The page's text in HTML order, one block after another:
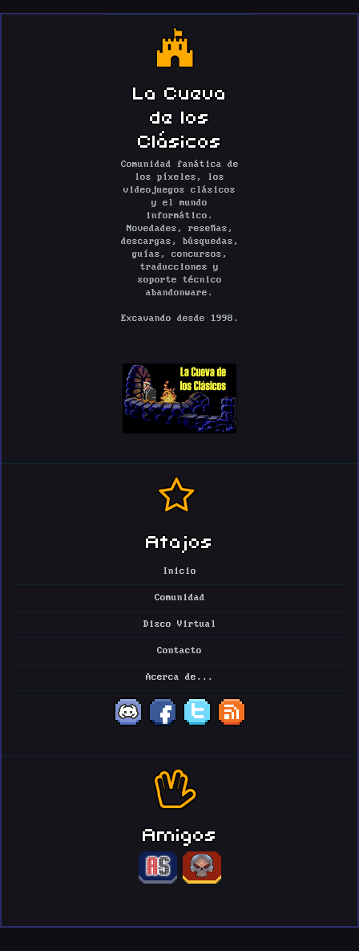
La Cueva
de los
Clásicos
Comunidad fanática de
los píxeles, los
videojuegos clásicos
y el mundo
informático.
Novedades, reseñas,
descargas, búsquedas,
guías, concursos,
traducciones y
soporte técnico
abandonware.
Excavando desde 1998.
Atajos
Inicio
Comunidad
Disco Virtual
Contacto
Acerca de...
Amigos